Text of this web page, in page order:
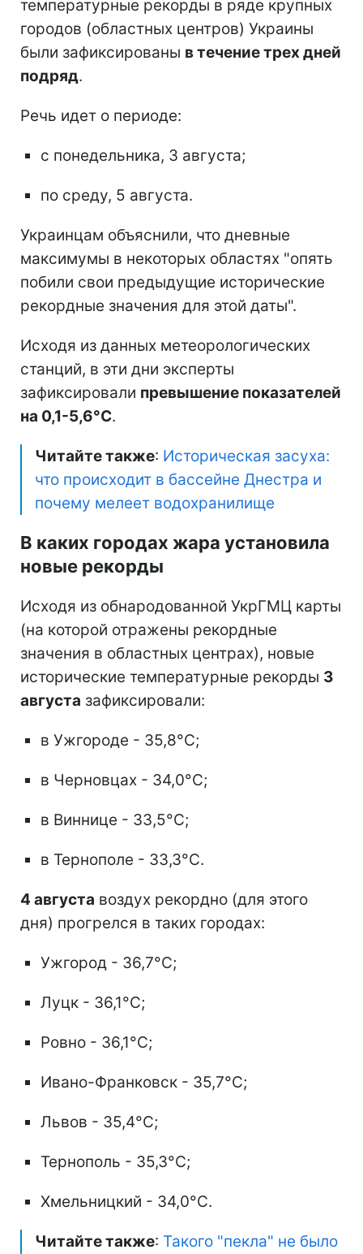
температурные рекорды в ряде крупных
городов (областных центров) Украины
были зафиксированы в течение трех дней
подряд.
Речь идет о периоде:
с понедельника, 3 августа;
по среду, 5 августа.
Украинцам объяснили, что дневные
максимумы в некоторых областях "опять
побили свои предыдущие исторические
рекордные значения для этой даты".
Исходя из данных метеорологических
станций, в эти дни эксперты
зафиксировали превышение показателей
на 0,1-5,6°C.
Читайте также: Историческая засуха:
что происходит в бассейне Днестра и
почему мелеет водохранилище
В каких городах жара установила
новые рекорды
Исходя из обнародованной УкрГМЦ карты
(на которой отражены рекордные
значения в областных центрах), новые
исторические температурные рекорды 3
августа зафиксировали:
в Ужгороде - 35,8°C;
в Черновцах - 34,0°C;
в Виннице - 33,5°C;
в Тернополе - 33,3°C.
4 августа воздух рекордно (для этого
дня) прогрелся в таких городах:
Ужгород - 36,7°C;
Луцк - 36,1°C;
Ровно - 36,1°C;
Ивано-Франковск - 35,7°C;
Львов - 35,4°C;
Тернополь - 35,3°C;
Хмельницкий - 34,0°C.
Читайте также: Такого "пекла" не было